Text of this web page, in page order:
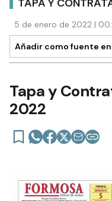
TAPA Y
5 de enero de 2022 |
Añadir como fuente en
Tapa y
2022